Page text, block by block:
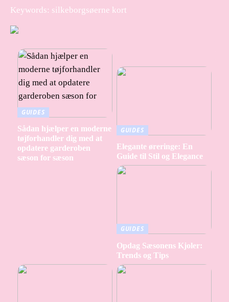
Keywords: silkeborgsøerne kort
GUIDES
Sådan hjælper en moderne
tøjforhandler dig med at
opdatere garderoben
sæson for sæson
GUIDES
Elegante øreringe: En
Guide til Stil og Elegance
GUIDES
Opdag Sæsonens Kjoler:
Trends og Tips